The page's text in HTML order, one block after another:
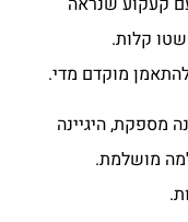
קלות.
מוקדם מדי.
היגיינה
מושלמת.